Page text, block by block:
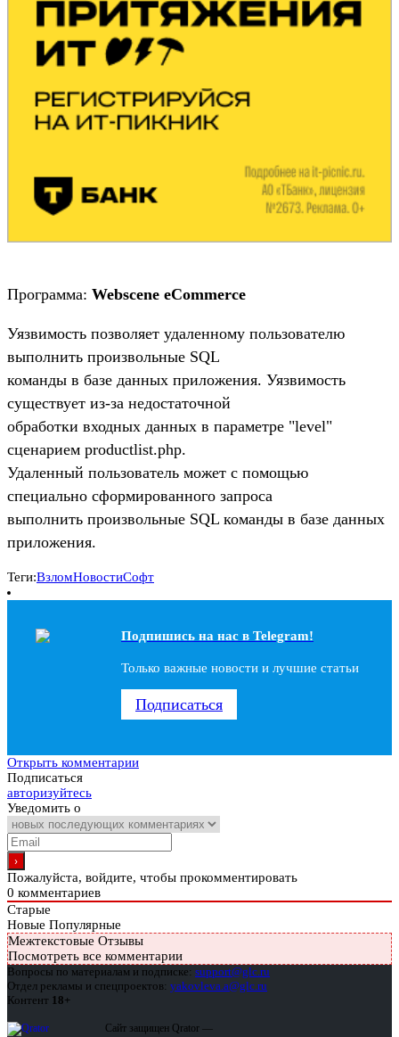
Программа: Webscene eCommerce
Уязвимость позволяет удаленному пользователю
выполнить произвольные SQL
команды в базе данных приложения. Уязвимость
существует из-за недостаточной
обработки входных данных в параметре "level"
сценарием productlist.php.
Удаленный пользователь может с помощью
специально сформированного запроса
выполнить произвольные SQL команды в базе данных
приложения.
Теги:ВзломНовостиСофт
Подпишись на наc в Telegram!
Только важные новости и лучшие статьи
Подписаться
Открыть комментарии
Подписаться
авторизуйтесь
Уведомить о
Пожалуйста, войдите, чтобы прокомментировать
0 комментариев
Старые
Новые Популярные
Межтекстовые Отзывы
Посмотреть все комментарии
Вопросы по материалам и подписке: support@glc.ru
Отдел рекламы и спецпроектов: yakovleva.a@glc.ru
Контент 18+
Сайт защищен Qrator —